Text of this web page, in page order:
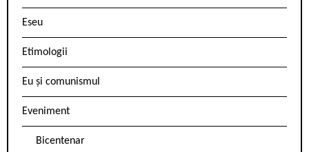
Eseu
Etimologii
Eu și comunismul
Eveniment
Bicentenar